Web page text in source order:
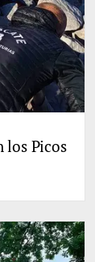
los Picos